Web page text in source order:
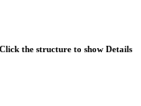
the structure to show Details